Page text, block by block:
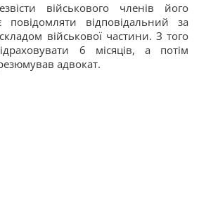
військового членів його
відповідальний за
військової частини. З того
6 місяців, а потім
адвокат.